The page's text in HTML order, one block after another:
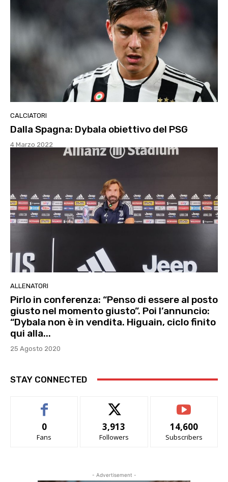
CALCIATORI
Dalla Spagna: Dybala obiettivo del PSG
4 Marzo 2022
ALLENATORI
Pirlo in conferenza: “Penso di essere al posto
giusto nel momento giusto”. Poi l’annuncio:
“Dybala non è in vendita. Higuain, ciclo finito
qui alla...
25 Agosto 2020
STAY CONNECTED
0
Fans
3,913
Followers
14,600
Subscribers
- Advertisement -